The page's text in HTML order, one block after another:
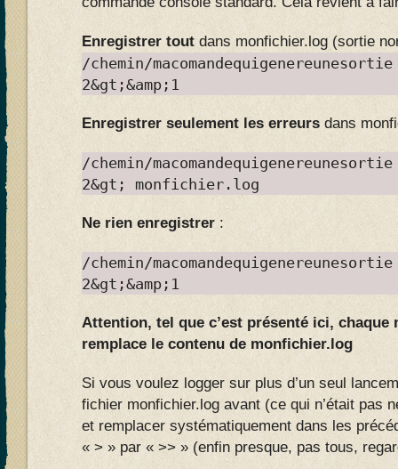
Enregistrer tout dans monfichier.log (sortie
/chemin/
2&gt;&amp;1
Enregistrer seulement les erreurs dans
/chemin/
2&gt; monfichier.log
Ne rien enregistrer :
/chemin/
2&gt;&amp;1
Attention, tel que c’est présenté ici, chaque
remplace le contenu de monfichier.log
Si vous voulez logger sur plus d’un seul
fichier monfichier.log avant (ce qui n’était pas
et remplacer systématiquement dans les
« > » par « >> » (enfin presque, pas tous,